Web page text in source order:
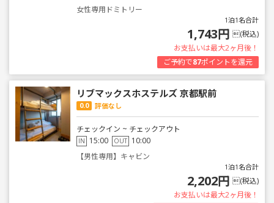
女性専用ドミトリー
1泊1名合計
1,743円 (税込)
お支払いは最大2ヶ月後！
ご予約で87ポイントを還元
リブマックスホステルズ 京都駅前
0.0 評価なし
チェックイン ~ チェックアウト
IN 15:00 OUT 10:00
【男性専用】キャビン
1泊1名合計
2,202円 (税込)
お支払いは最大2ヶ月後！